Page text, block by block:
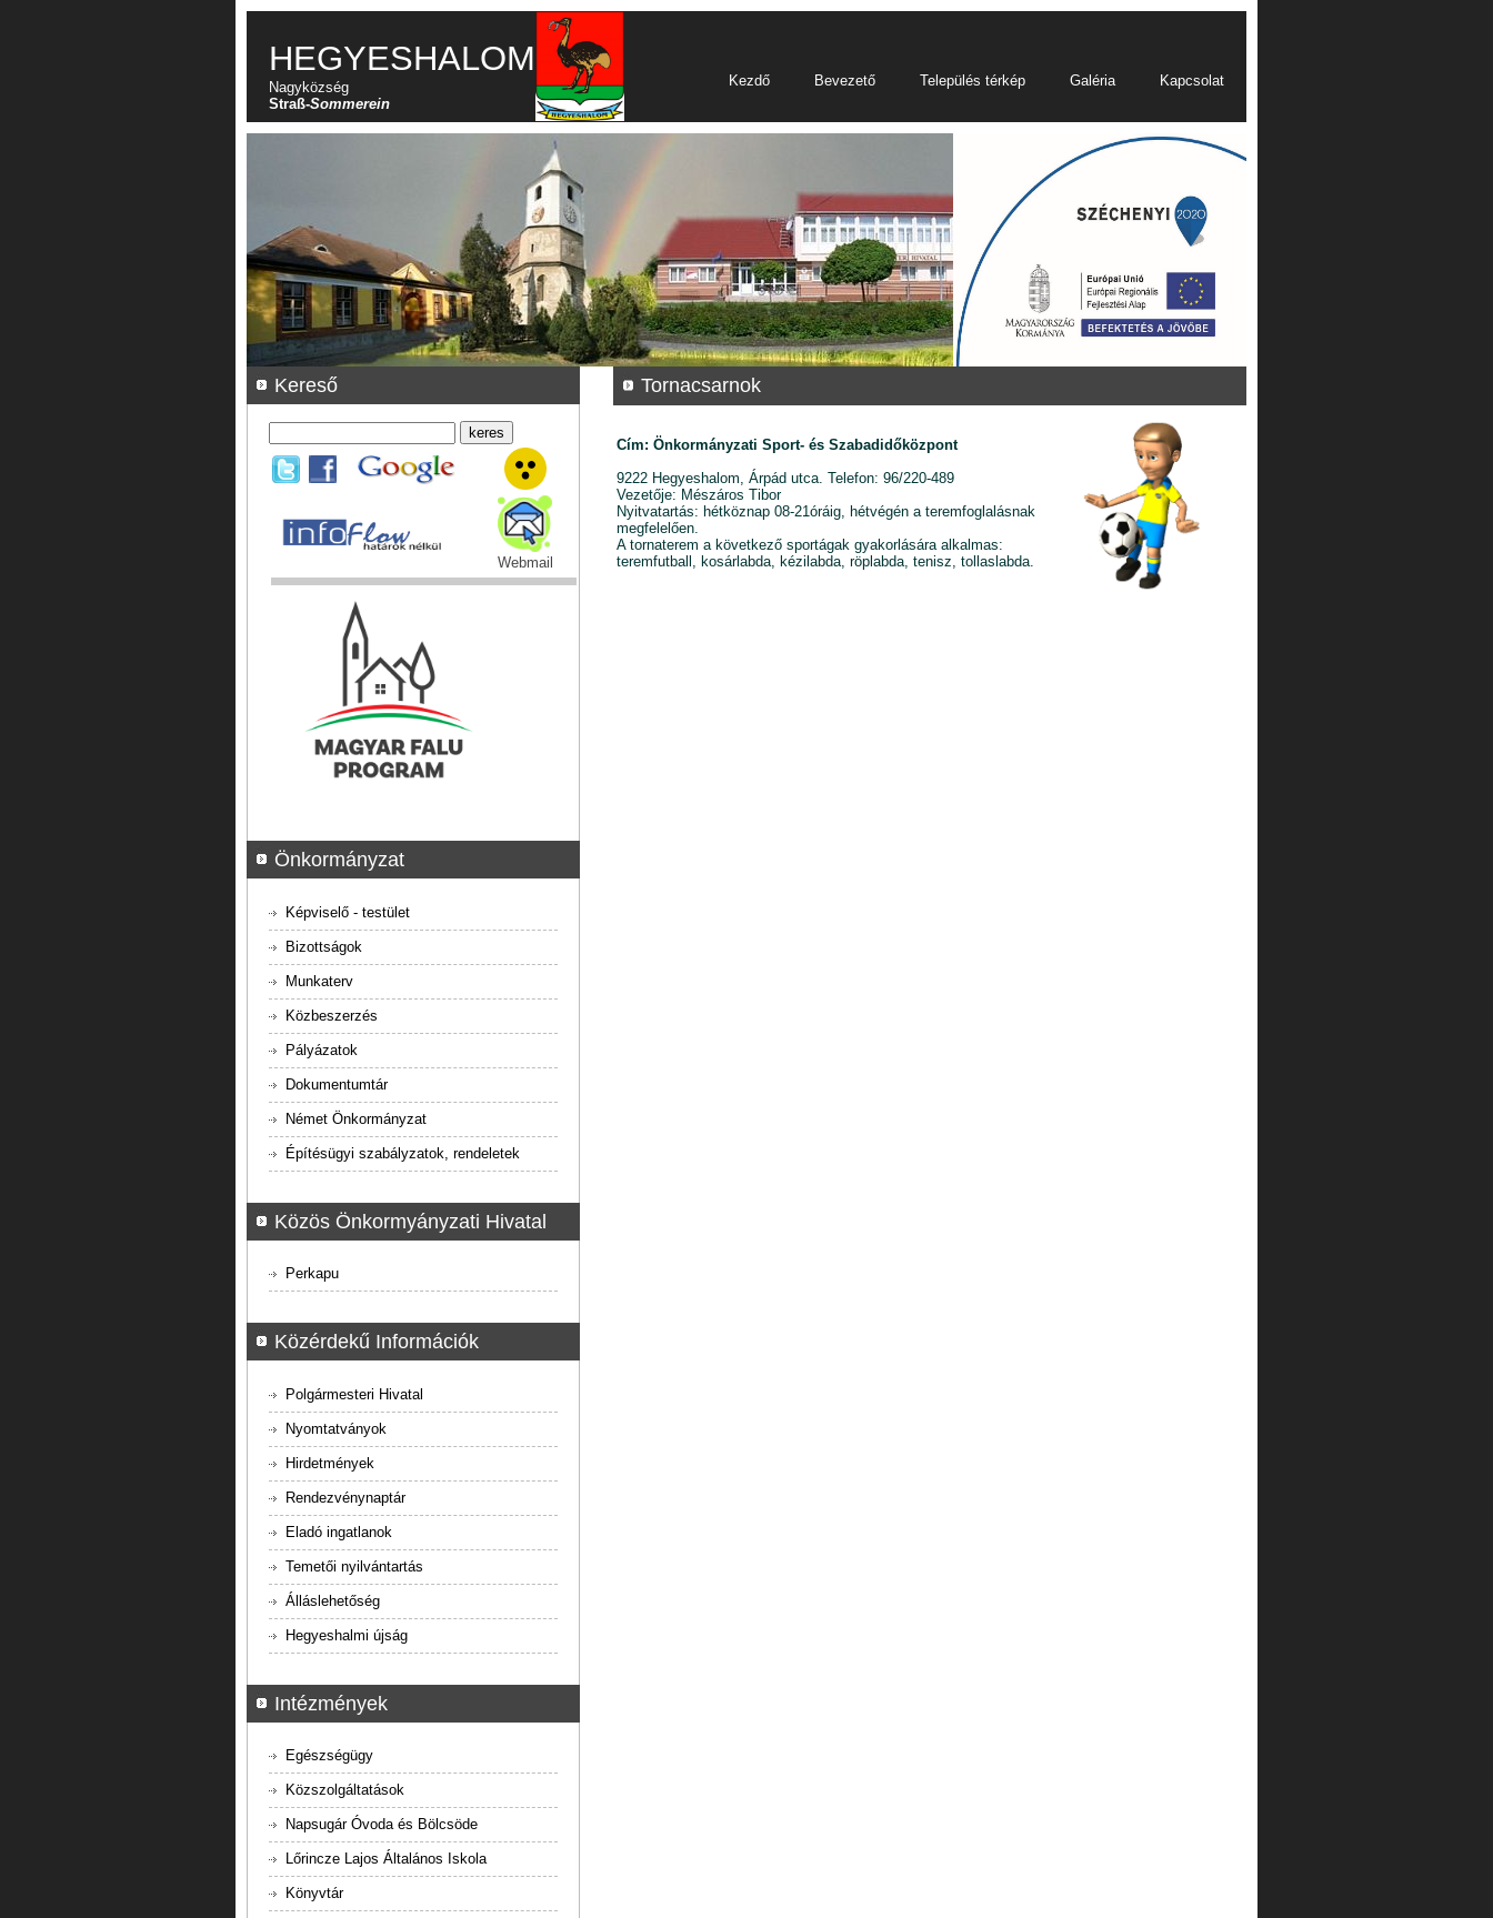
HEGYESHALOM
Nagyközség
Straß-Sommerein
Kezdő Bevezető Település térkép Galéria Kapcsolat
Tornacsarnok
Cím: Önkormányzati Sport- és Szabadidőközpont
9222 Hegyeshalom, Árpád utca. Telefon: 96/220-489
Vezetője: Mészáros Tibor
Nyitvatartás: hétköznap 08-21óráig, hétvégén a teremfoglalásnak
megfelelően.
A tornaterem a következő sportágak gyakorlására alkalmas:
teremfutball, kosárlabda, kézilabda, röplabda, tenisz, tollaslabda.
Kereső
Webmail
Önkormányzat
Képviselő - testület
Bizottságok
Munkaterv
Közbeszerzés
Pályázatok
Dokumentumtár
Német Önkormányzat
Építésügyi szabályzatok, rendeletek
Közös Önkormyányzati Hivatal
Perkapu
Közérdekű Információk
Polgármesteri Hivatal
Nyomtatványok
Hirdetmények
Rendezvénynaptár
Eladó ingatlanok
Temetői nyilvántartás
Álláslehetőség
Hegyeshalmi újság
Intézmények
Egészségügy
Közszolgáltatások
Napsugár Óvoda és Bölcsöde
Lőrincze Lajos Általános Iskola
Könyvtár